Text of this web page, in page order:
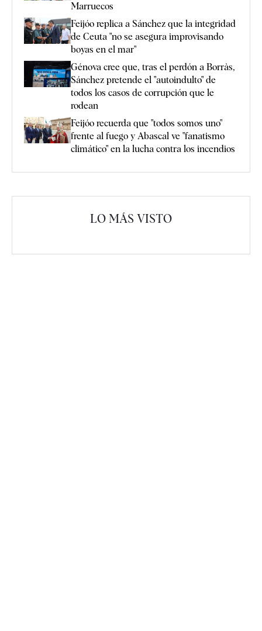
Marruecos
Feijóo replica a Sánchez que la integridad
de Ceuta "no se asegura improvisando
boyas en el mar"
Génova cree que, tras el perdón a Borràs,
Sánchez pretende el "autoindulto" de
todos los casos de corrupción que le
rodean
Feijóo recuerda que "todos somos uno"
frente al fuego y Abascal ve "fanatismo
climático" en la lucha contra los incendios
LO MÁS VISTO